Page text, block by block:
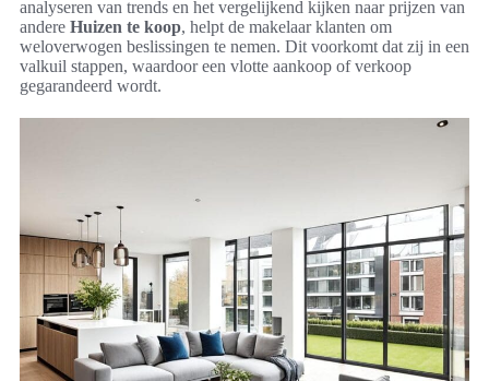
analyseren van trends en het vergelijkend kijken naar prijzen van
andere Huizen te koop, helpt de makelaar klanten om
weloverwogen beslissingen te nemen. Dit voorkomt dat zij in een
valkuil stappen, waardoor een vlotte aankoop of verkoop
gegarandeerd wordt.